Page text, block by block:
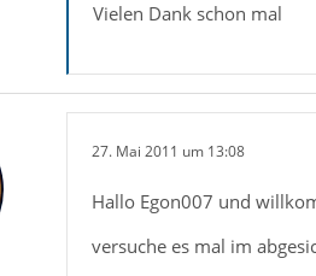
Vielen Dank schon mal
27. Mai 2011 um 13:08
Hallo Egon007 und
versuche es mal im